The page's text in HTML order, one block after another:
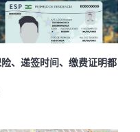
、递签时间、缴费证明都